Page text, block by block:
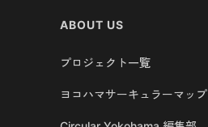
ABOUT US
プロジェクト一覧
ヨコハマサーキュラーマップ